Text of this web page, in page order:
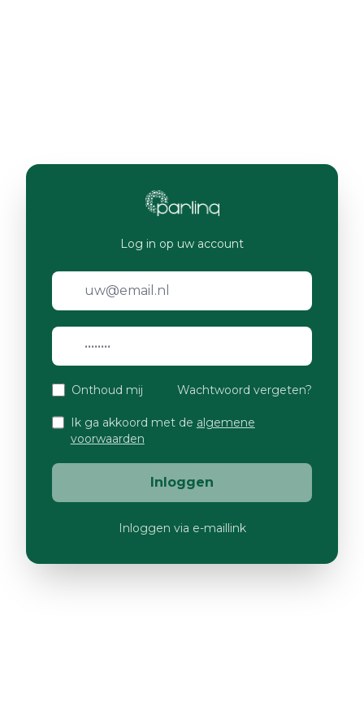
Log in op uw account
Onthoud mij Wachtwoord vergeten?
Ik ga akkoord met de algemene
voorwaarden
Inloggen
Inloggen via e-maillink